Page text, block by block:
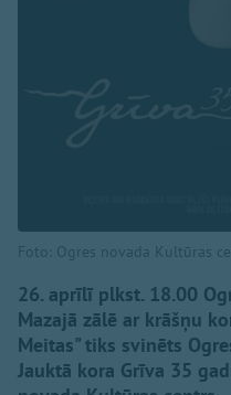
Foto: Ogres novada Kultūras
26. aprīlī plkst. 18.00
Mazajā zālē ar krāšņu
Meitas" tiks svinēts
Jauktā kora Grīva 35